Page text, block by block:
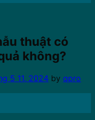
thuật có
không?
5 11, 2024 by qpro